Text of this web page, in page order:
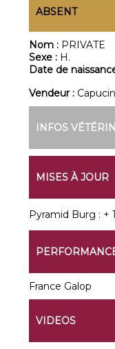
ABSENT
Nom : PRIVATE
Sexe : H.
Date de
Vendeur :
INFOS
MISES À JOUR
Pyramid Burg : +
France Galop
VIDEOS